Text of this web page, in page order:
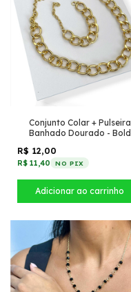
Conjunto Colar + Pulseira
Banhado Dourado - Bold
R$ 12,00
R$ 11,40 NO PIX